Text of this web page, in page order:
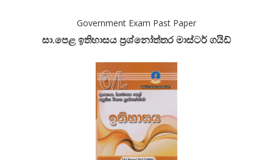
Government Exam Past Paper
සා.පෙළ ඉතිහාසය ප්‍රශ්නෝත්තර මාස්ටර් ගයිඩ්